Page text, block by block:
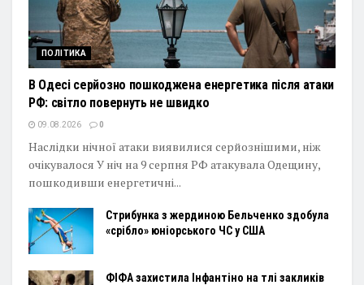
ПОЛІТИКА
В Одесі серйозно пошкоджена енергетика після атаки
РФ: світло повернуть не швидко
09.08.2026 0
Наслідки нічної атаки виявилися серйознішими, ніж
очікувалося У ніч на 9 серпня РФ атакувала Одещину,
пошкодивши енергетичні...
Стрибунка з жердиною Бельченко здобула
«срібло» юніорського ЧС у США
ФІФА захистила Інфантіно на тлі закликів